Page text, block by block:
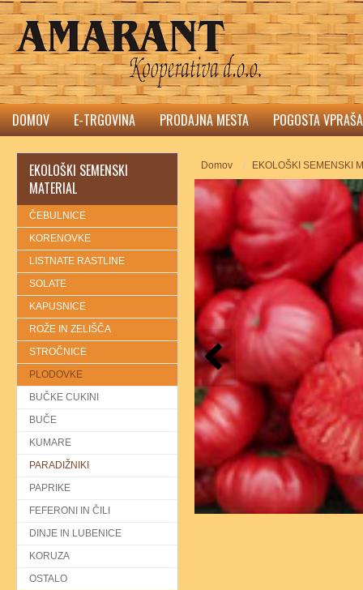
DOMOV E-TRGOVINA PRODAJNA MESTA POGOSTA
EKOLOŠKI SEMENSKI
MATERIAL
ČEBULNICE
KORENOVKE
LISTNATE RASTLINE
SOLATE
KAPUSNICE
ROŽE IN ZELIŠČA
STROČNICE
PLODOVKE
BUČKE CUKINI
BUČE
KUMARE
PARADIŽNIKI
PAPRIKE
FEFERONI IN ČILI
DINJE IN LUBENICE
KORUZA
OSTALO
Domov EKOLOŠKI SEMENSKI